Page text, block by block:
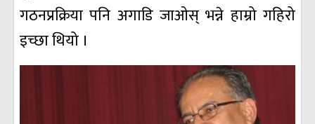
गठनप्रक्रिया पनि अगाडि जाओस् भन्ने हाम्रो गहिरो
इच्छा थियो ।